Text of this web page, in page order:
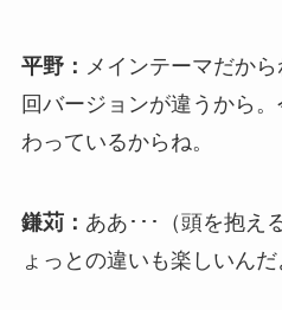
平野： メインテーマだか
回バージョンが違うから
わっているからね。
鎌苅： ああ･･･（頭を抱え
ょっとの違いも楽しいんだ